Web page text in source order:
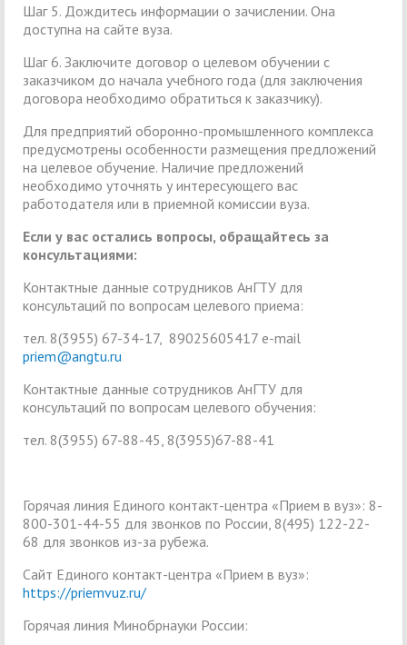
Шаг 5. Дождитесь информации о зачислении. Она
доступна на сайте вуза.
Шаг 6. Заключите договор о целевом обучении с
заказчиком до начала учебного года (для заключения
договора необходимо обратиться к заказчику).
Для предприятий оборонно-промышленного комплекса
предусмотрены особенности размещения предложений
на целевое обучение. Наличие предложений
необходимо уточнять у интересующего вас
работодателя или в приемной комиссии вуза.
Если у вас остались вопросы, обращайтесь за
консультациями:
Контактные данные сотрудников АнГТУ для
консультаций по вопросам целевого приема:
тел. 8(3955) 67-34-17, 89025605417 e-mail
priem@angtu.ru
Контактные данные сотрудников АнГТУ для
консультаций по вопросам целевого обучения:
тел. 8(3955) 67-88-45, 8(3955)67-88-41
Горячая линия Единого контакт-центра «Прием в вуз»: 8-
800-301-44-55 для звонков по России, 8(495) 122-22-
68 для звонков из-за рубежа.
Сайт Единого контакт-центра «Прием в вуз»:
https://priemvuz.ru/
Горячая линия Минобрнауки России: